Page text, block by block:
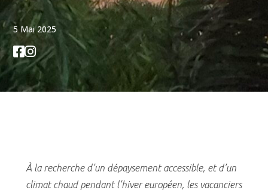
5 Mai 2025

À la recherche d’un dépaysement accessible, et d’un
climat chaud pendant l’hiver européen, les vacanciers